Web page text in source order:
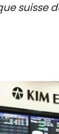
suisse